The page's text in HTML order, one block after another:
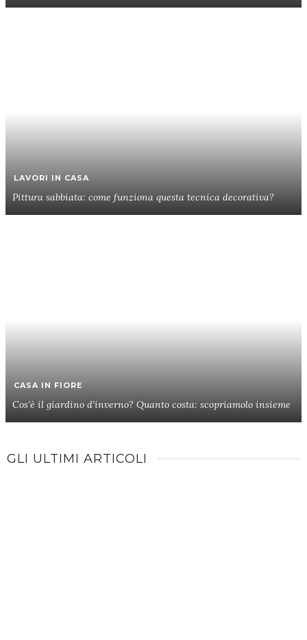
LAVORI IN CASA
Pittura sabbiata: come funziona questa tecnica decorativa?
CASA IN FIORE
Cos’è il giardino d’inverno? Quanto costa: scopriamolo insieme
GLI ULTIMI ARTICOLI